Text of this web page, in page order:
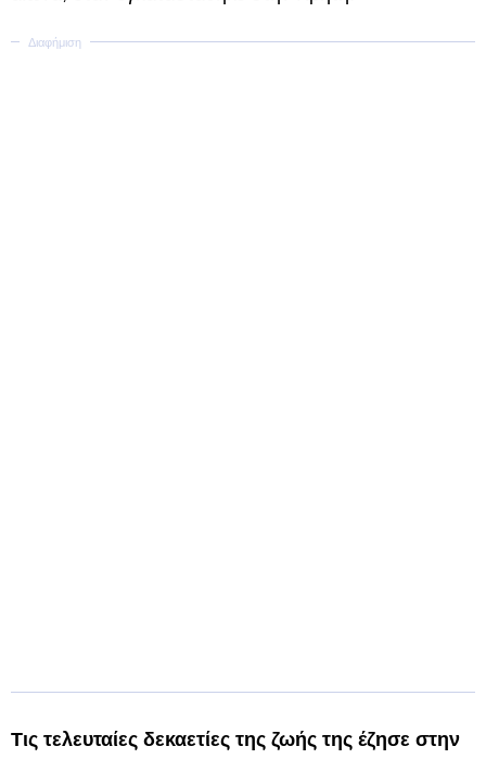
Τις τελευταίες δεκαετίες της ζωής της έζησε στην